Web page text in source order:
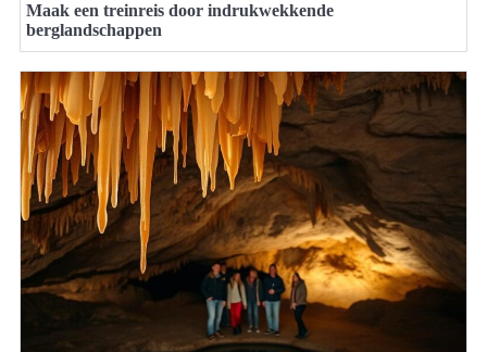
Maak een treinreis door indrukwekkende
berglandschappen